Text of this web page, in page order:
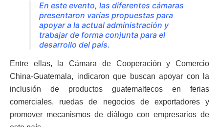
En este evento, las diferentes cámaras
presentaron varias propuestas para
apoyar a la actual administración y
trabajar de forma conjunta para el
desarrollo del país.
Entre ellas, la Cámara de Cooperación y Comercio
China-Guatemala, indicaron que buscan apoyar con la
inclusión de productos guatemaltecos en ferias
comerciales, ruedas de negocios de exportadores y
promover mecanismos de diálogo con empresarios de